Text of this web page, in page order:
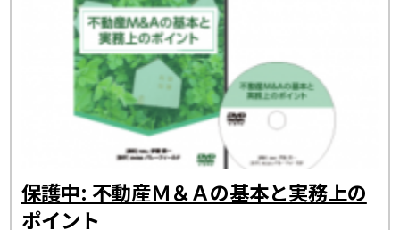
保護中: 不動産Ｍ＆Ａの基本と実務上の
ポイント